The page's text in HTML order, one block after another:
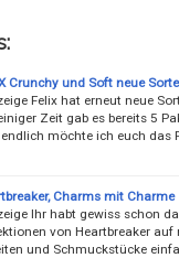
Crunchy und Soft neue
Felix hat erneut neue
Zeit gab es bereits 5
möchte ich euch das
Charms mit Charme
Ihr habt gewiss schon
von Heartbreaker
und Schmuckstücke